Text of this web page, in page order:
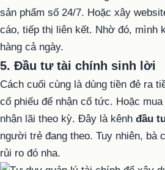
sản phẩm số 24/7. Hoặc xây
cáo, tiếp thị liên kết. Nhờ đó, mình
hàng cả ngày.
5. Đầu tư tài chính sinh lời
Cách cuối cùng là dùng tiền đẻ ra
cổ phiếu để nhận cổ tức. Hoặc
nhận lãi theo kỳ. Đây là kênh đầu
người trẻ đang theo. Tuy nhiên, bà
rủi ro đó nha.